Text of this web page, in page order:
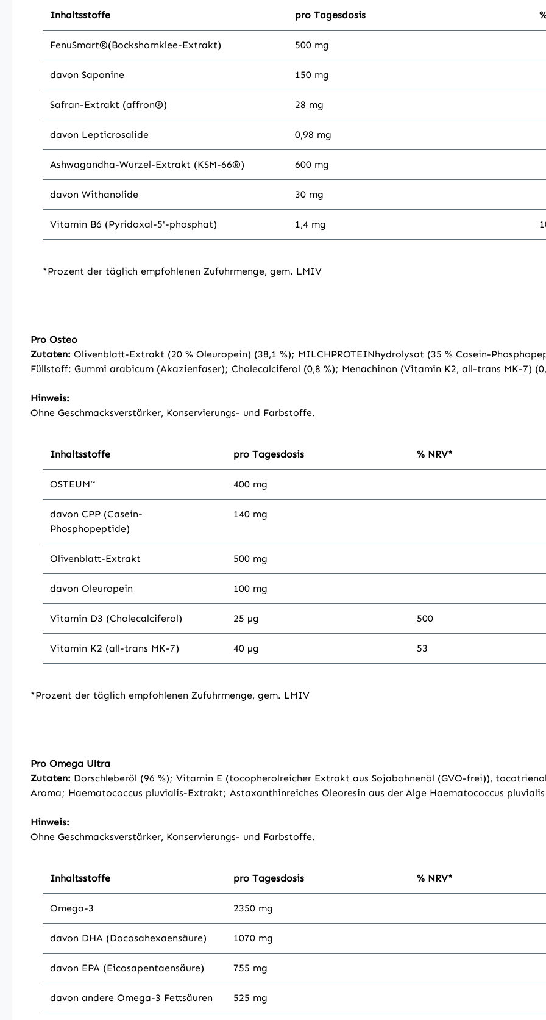
Inhaltsstoffe pro Tagesdosis
FenuSmart®(Bockshornklee-Extrakt) 500 mg
davon Saponine 150 mg
Safran-Extrakt (affron®) 28 mg
davon Lepticrosalide 0,98 mg
Ashwagandha-Wurzel-Extrakt (KSM-66®) 600 mg
davon Withanolide 30 mg
Vitamin B6 (Pyridoxal-5'-phosphat) 1,4 mg
*Prozent der täglich empfohlenen Zufuhrmenge, gem. LMIV
Pro Osteo
Zutaten: Olivenblatt-Extrakt (20 % Oleuropein) (38,1 %); MILCHPROTEINhydrolysat (35 % Casein-
Füllstoff: Gummi arabicum (Akazienfaser); Cholecalciferol (0,8 %); Menachinon (Vitamin K2, all-trans MK-7)
Hinweis:
Ohne Geschmacksverstärker, Konservierungs- und Farbstoffe.
Inhaltsstoffe pro Tagesdosis % NRV*
OSTEUM™ 400 mg
davon CPP (Casein-
Phosphopeptide)
140 mg
Olivenblatt-Extrakt 500 mg
davon Oleuropein 100 mg
Vitamin D3 (Cholecalciferol) 25 µg 500
Vitamin K2 (all-trans MK-7) 40 µg 53
*Prozent der täglich empfohlenen Zufuhrmenge, gem. LMIV
Pro Omega Ultra
Zutaten: Dorschleberöl (96 %); Vitamin E (tocopherolreicher Extrakt aus Sojabohnenöl (GVO-frei)),
Aroma; Haematococcus pluvialis-Extrakt; Astaxanthinreiches Oleoresin aus der Alge Haematococcus pluvialis
Hinweis:
Ohne Geschmacksverstärker, Konservierungs- und Farbstoffe.
Inhaltsstoffe pro Tagesdosis % NRV*
Omega-3 2350 mg
davon DHA (Docosahexaensäure) 1070 mg
davon EPA (Eicosapentaensäure) 755 mg
davon andere Omega-3 Fettsäuren 525 mg